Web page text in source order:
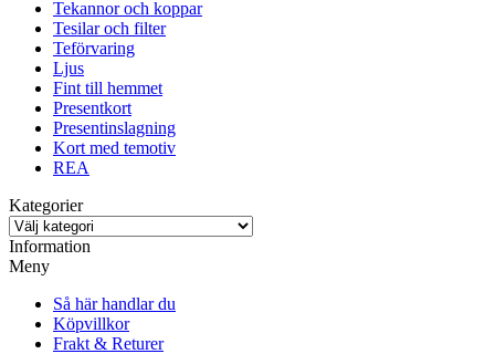
Tekannor och koppar
Tesilar och filter
Teförvaring
Ljus
Fint till hemmet
Presentkort
Presentinslagning
Kort med temotiv
REA
Kategorier
Information
Meny
Så här handlar du
Köpvillkor
Frakt & Returer